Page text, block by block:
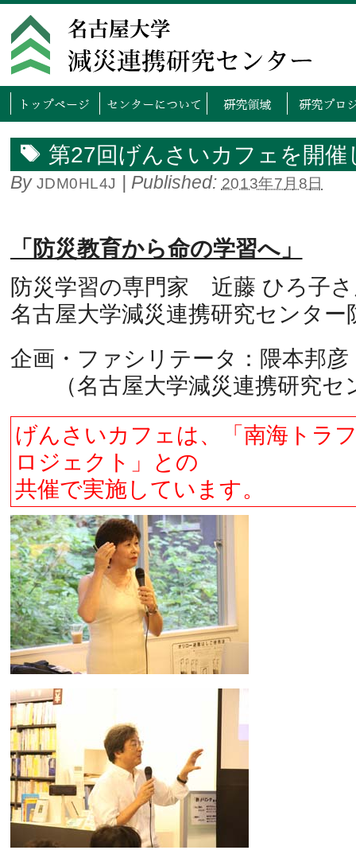
トップページ センタ
第27回げんさいカフェを開催
By JDM0HL4J | Published: 2013年7月8日
「防災教育から命の学習へ」
防災学習の専門家 近藤 ひろ子
名古屋大学減災連携研究センタ
企画・ファシリテータ：隈本邦彦
（名古屋大学減災連携研究セ
げんさいカフェは、「南海トラ
ロジェクト」との
共催で実施しています。